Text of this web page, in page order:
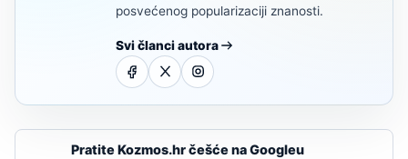
posvećenog popularizaciji znanosti.
Svi članci autora
Pratite Kozmos.hr češće na Googleu